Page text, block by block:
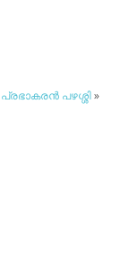
പ്രഭാകരന്‍ പഴശ്ശി»